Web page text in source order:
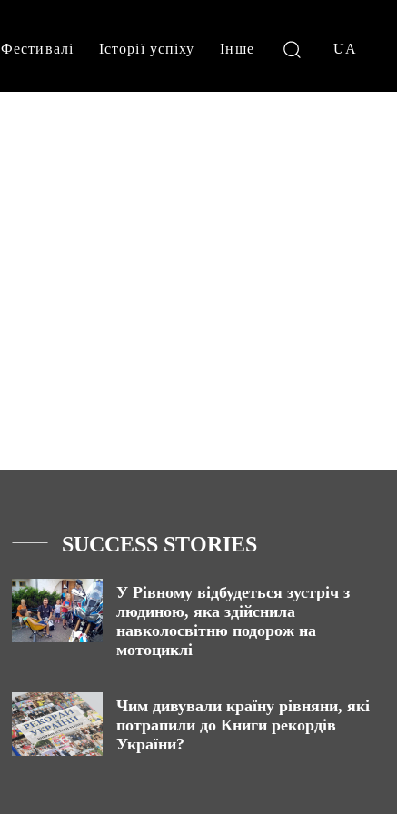
Фестивалі Історії успіху Інше UA
SUCCESS STORIES
У Рівному відбудеться зустріч з
людиною, яка здійснила
навколосвітню подорож на
мотоциклі
Чим дивували країну рівняни, які
потрапили до Книги рекордів
України?